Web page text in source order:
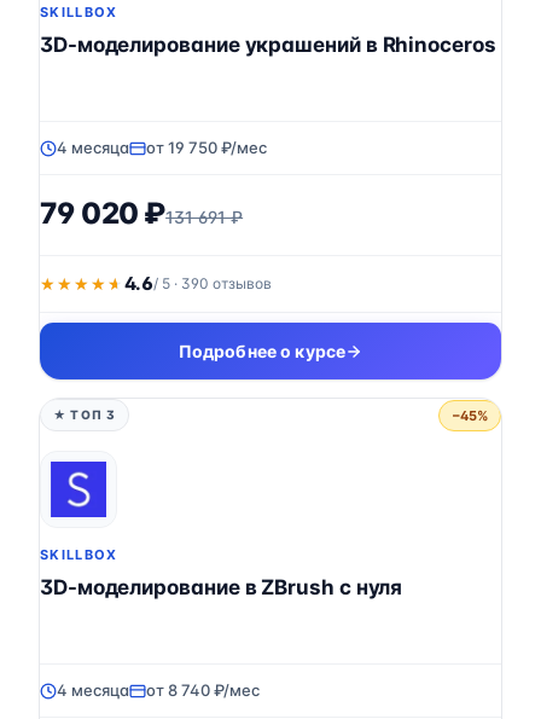
SKILLBOX
3D-моделирование украшений в Rhinoceros
4 месяца от 19 750 ₽/мес
79 020 ₽131 691 ₽
★★★★★
★★★★★ 4.6/ 5 · 390 отзывов
Подробнее о курсе
★ ТОП 3 −45%
SKILLBOX
3D-моделирование в ZBrush с нуля
4 месяца от 8 740 ₽/мес